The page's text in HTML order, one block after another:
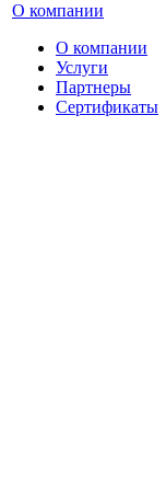
О компании
О компании
Услуги
Партнеры
Сертификаты